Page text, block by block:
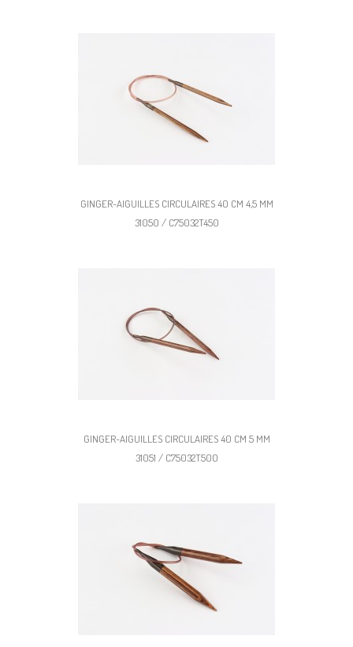
GINGER-AIGUILLES CIRCULAIRES 40 CM 4,5 MM
31050 / C75032T450
GINGER-AIGUILLES CIRCULAIRES 40 CM 5 MM
31051 / C75032T500